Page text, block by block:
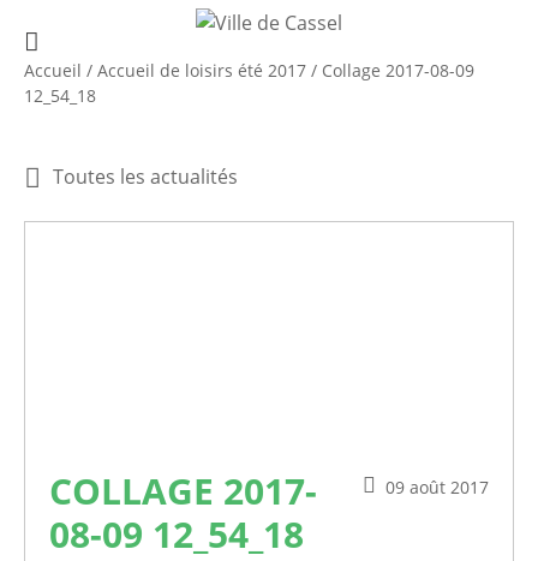
Accueil / Accueil de loisirs été 2017 / Collage 2017-08-09
12_54_18
Toutes les actualités
09 août 2017
COLLAGE 2017-
08-09 12_54_18